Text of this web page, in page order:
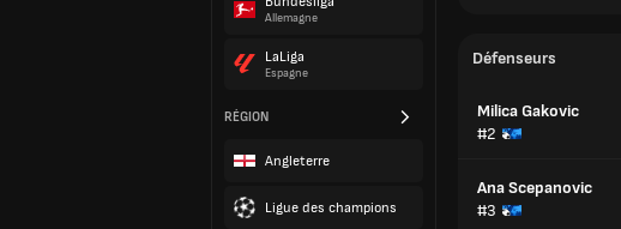
Allemagne
LaLiga
Espagne
RÉGION
Angleterre
Ligue des champions
Défenseurs
Milica Gakovic
#2
Ana Scepanovic
#3